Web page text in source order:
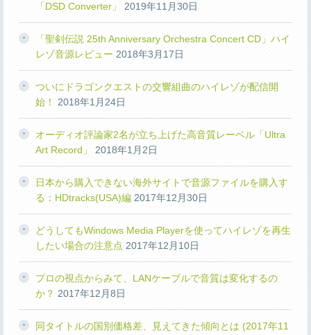
「DSD Converter」
2019年11月30日
「聖剣伝説 25th Anniversary Orchestra Concert CD」ハイ
レゾ音源レビュー 2018年3月17日
ついにドラゴンクエストの交響組曲のハイレゾが配信開
始！
2018年1月24日
オーディオ評論家2名が立ち上げた高音質レーベル「Ultra
Art Record」
2018年1月2日
日本から購入できない海外サイトで音源ファイルを購入す
る：HDtracks(USA)編 2017年12月30日
どうしてもWindows Media Playerを使ってハイレゾを再生
したい場合の注意点 2017年12月10日
プロの視点からみて、LANケーブルで音質は変化するの
か？ 2017年12月8日
同タイトルの国別価格差、見えてきた傾向とは (2017年11